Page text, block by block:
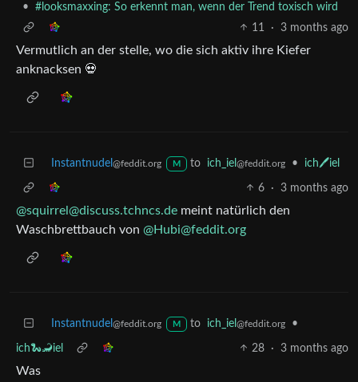
•
#looksmaxxing: So erkennt man, wenn der Trend toxisch wird
11
· 3 months ago
Vermutlich an der stelle, wo die sich aktiv ihre Kiefer
anknacksen 💀
Instantnudel @feddit.org M to ich_iel @feddit.org • ich🖊️iel
6 · 3 months ago
@squirrel@discuss.tchncs.de meint natürlich den
Waschbrettbauch von @Hubi@feddit.org
Instantnudel @feddit.org M to ich_iel @feddit.org •
ich🐍🦂iel 28 · 3 months ago
Was